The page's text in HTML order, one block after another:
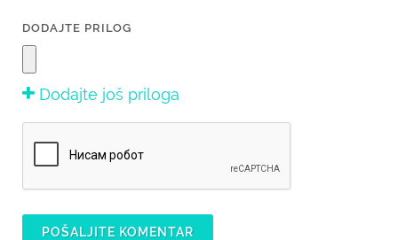
DODAJTE PRILOG
Dodajte još priloga
POŠALJITE KOMENTAR